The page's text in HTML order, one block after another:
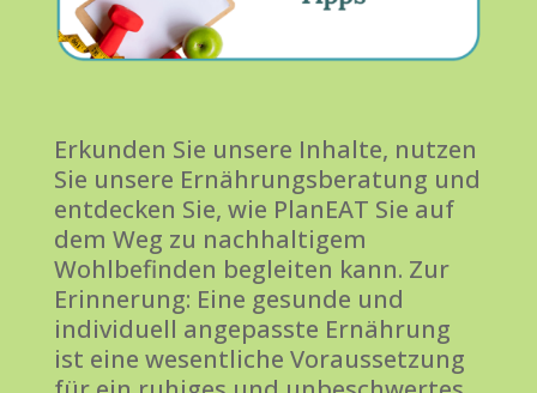
Erkunden Sie unsere Inhalte, nutzen
Sie unsere Ernährungsberatung und
entdecken Sie, wie PlanEAT Sie auf
dem Weg zu nachhaltigem
Wohlbefinden begleiten kann. Zur
Erinnerung: Eine gesunde und
individuell angepasste Ernährung
ist eine wesentliche Voraussetzung